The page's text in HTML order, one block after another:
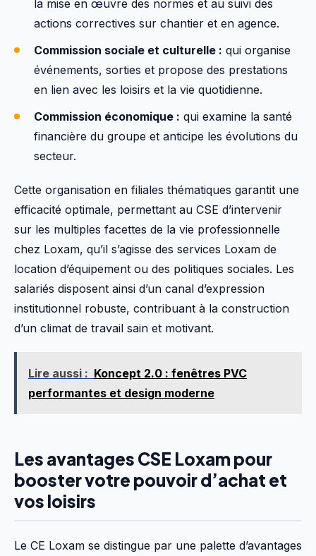
la mise en œuvre des normes et au suivi des
actions correctives sur chantier et en agence.
Commission sociale et culturelle : qui organise
événements, sorties et propose des prestations
en lien avec les loisirs et la vie quotidienne.
Commission économique : qui examine la santé
financière du groupe et anticipe les évolutions du
secteur.
Cette organisation en filiales thématiques garantit une
efficacité optimale, permettant au CSE d’intervenir
sur les multiples facettes de la vie professionnelle
chez Loxam, qu’il s’agisse des services Loxam de
location d’équipement ou des politiques sociales. Les
salariés disposent ainsi d’un canal d’expression
institutionnel robuste, contribuant à la construction
d’un climat de travail sain et motivant.
Lire aussi : Koncept 2.0 : fenêtres PVC
performantes et design moderne
Les avantages CSE Loxam pour
booster votre pouvoir d’achat et
vos loisirs
Le CE Loxam se distingue par une palette d’avantages